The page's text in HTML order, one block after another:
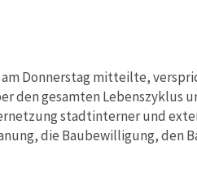
Donnerstag mitteilte,
den gesamten Lebenszyklus
stadtinterner und
die Baubewilligung, den